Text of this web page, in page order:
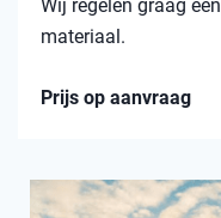
Wij regelen graag
materiaal.
Prijs op aanvraag